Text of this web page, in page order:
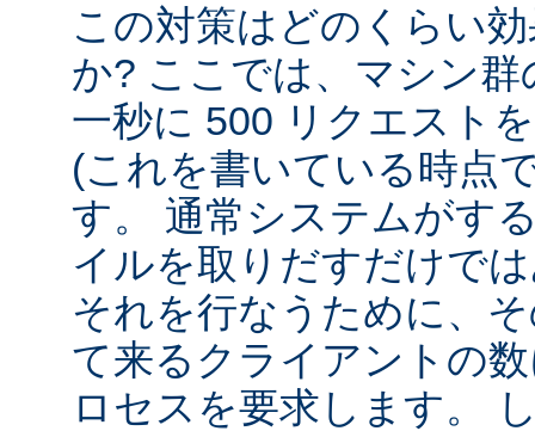
この対策はどのくらい
か? ここでは、マシン
一秒に 500 リクエスト
(これを書いている時点
す。 通常システムがす
イルを取りだすだけで
それを行なうために、
て来るクライアントの
ロセスを要求します。